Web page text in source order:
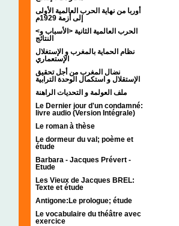
أوربا من نهاية الحرب العالمية الأولى
إلى أزمة 1929م
<الحرب العالمية الثانية <الأسباب و
النتائج
نظام الحماية بالمغرب و الإستغلال
الإستعماري
نضال المغرب من أجل تحقيق
الإستقلال و استكمال الوحدة الترابية
ملف العولمة و التحديات الراهنة
Le Dernier jour d'un condamné:
livre audio (Version Intégrale)
Le roman à thèse
Le dormeur du val; poème et
étude
Barbara - Jacques Prévert -
Etude
Les Vieux de Jacques BREL:
Texte et étude
Antigone:Le prologue; étude
Le vocabulaire du théâtre avec
exercice